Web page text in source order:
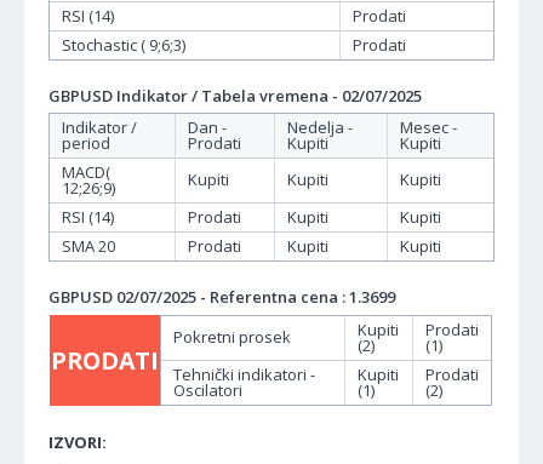
RSI (14)
Prodati
Stochastic ( 9;6;3)
Prodati
GBPUSD Indikator / Tabela vremena - 02/07/2025
Indikator /
period
Dan -
Prodati
Nedelja -
Kupiti
Mesec -
Kupiti
MACD(
12;26;9) Kupiti Kupiti
Kupiti
RSI (14)
Prodati Kupiti
Kupiti
SMA 20
Prodati Kupiti Kupiti
GBPUSD 02/07/2025 - Referentna cena : 1.3699
PRODATI
Pokretni prosek Kupiti
(2)
Prodati
(1)
Tehnički indikatori -
Oscilatori
Kupiti
(1)
Prodati
(2)
IZVORI: